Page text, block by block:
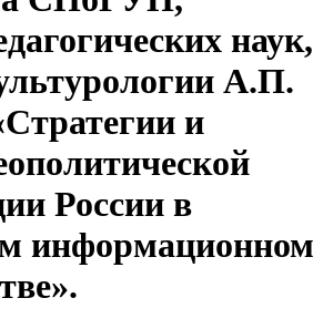
наук,
А.П.
и
России в
информационном